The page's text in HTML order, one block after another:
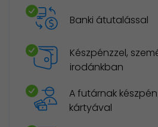
Banki átutalással
Készpénzzel,
irodánkban
A futárnak
kártyával